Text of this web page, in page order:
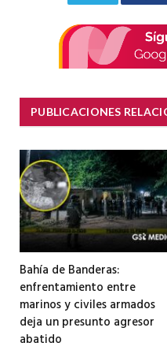
PUBLICACIONES
Bahía de Banderas:
enfrentamiento entre
marinos y civiles armados
deja un presunto agresor
abatido